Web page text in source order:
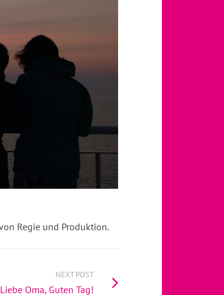
Regie und Produktion.
NEXT POST
Liebe Oma, Guten Tag!